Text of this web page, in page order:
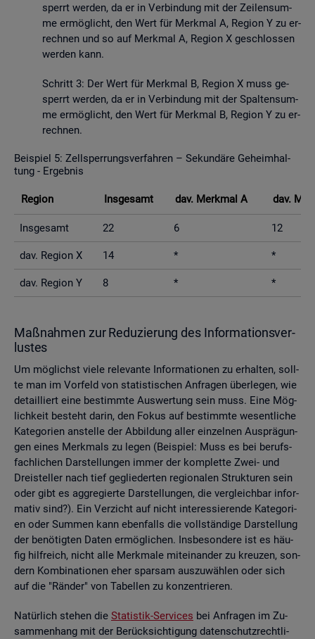
sperrt wer­den, da er in Ver­bin­dung mit der Zei­len­sum­
me er­mög­licht, den Wert für Merk­mal A, Re­gi­on Y zu er­
rech­nen und so auf Merk­mal A, Re­gi­on X ge­schlos­sen
wer­den kann.
Schritt 3: Der Wert für Merk­mal B, Re­gi­on X muss ge­
sperrt wer­den, da er in Ver­bin­dung mit der Spal­ten­sum­
me er­mög­licht, den Wert für Merk­mal B, Re­gi­on Y zu er­
rech­nen.
Bei­spiel 5: Zell­sper­rungs­ver­fah­ren – Se­kun­dä­re Ge­heim­hal­
tung - Er­geb­nis
Re­gi­on Ins­ge­samt dav. Merk­mal A dav.
Ins­ge­samt 22 6 12
dav. Re­gi­on X 14 * *
dav. Re­gi­on Y 8 * *
Maß­nah­men zur Re­du­zie­rung des In­for­ma­ti­ons­ver­
lus­tes
Um mög­lichst viele re­le­van­te In­for­ma­tio­nen zu er­hal­ten, soll­
te man im Vor­feld von sta­tis­ti­schen An­fra­gen über­le­gen, wie
de­tail­liert eine be­stimm­te Aus­wer­tung sein muss. Eine Mög­
lich­keit be­steht darin, den Fokus auf be­stimm­te we­sent­li­che
Ka­te­go­ri­en an­stel­le der Ab­bil­dung aller ein­zel­nen Aus­prä­gun­
gen eines Merk­mals zu legen (Bei­spiel: Muss es bei be­rufs­
fach­li­chen Dar­stel­lun­gen immer der kom­plet­te Zwei- und
Drei­stel­ler nach tief ge­glie­der­ten re­gio­na­len Struk­tu­ren sein
oder gibt es agg­re­gier­te Dar­stel­lun­gen, die ver­gleich­bar in­for­
ma­tiv sind?). Ein Ver­zicht auf nicht in­ter­es­sie­ren­de Ka­te­go­ri­
en oder Sum­men kann eben­falls die voll­stän­di­ge Dar­stel­lung
der be­nö­tig­ten Daten er­mög­li­chen. Ins­be­son­de­re ist es häu­
fig hilf­reich, nicht alle Merk­ma­le mit­ein­an­der zu kreu­zen, son­
dern Kom­bi­na­tio­nen eher spar­sam aus­zu­wäh­len oder sich
auf die "Rän­der" von Ta­bel­len zu kon­zen­trie­ren.
Na­tür­lich ste­hen die Sta­tis­tik-Ser­vices bei An­fra­gen im Zu­
sam­men­hang mit der Be­rück­sich­ti­gung da­ten­schutz­recht­li­